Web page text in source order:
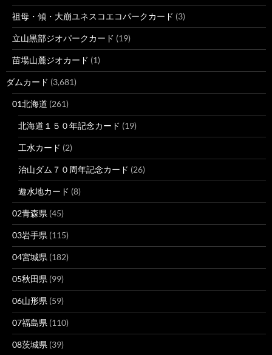
祖母・傾・大崩ユネスコエコパークカード (3)
立山黒部ジオパークカード (19)
苗場山麓ジオカード (1)
ダムカード (3,681)
01北海道 (261)
北海道１５０年記念カード (19)
工水カード (2)
治山ダム７０周年記念カード (26)
遊水地カード (8)
02青森県 (45)
03岩手県 (115)
04宮城県 (182)
05秋田県 (99)
06山形県 (59)
07福島県 (110)
08茨城県 (39)